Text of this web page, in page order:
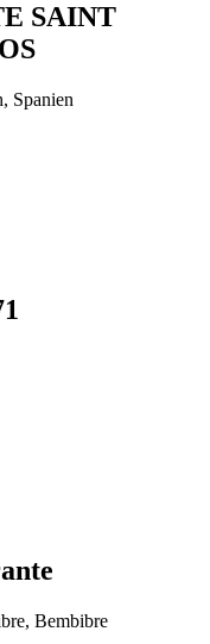
SAINT
Spanien
Bembibre